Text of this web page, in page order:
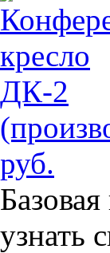
руб.
узнать